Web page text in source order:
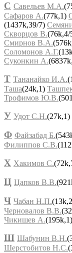
С Савельев М.А.
Сафаров А.(77k,1)
(1437k,39/7)
Скворцов В.(76k,4/
Смирнов В.А.
Соломонов А.Г.
Суконкин А.
Т Тананайко И.А.
Таша(24k,1)
Трофимов Ю.В.
У Удот С.Н.(27k,1)
Ф Файзабад Б.
Филиппов С.В.
Х Хакимов С.
Ц Цапков В.В.
Ч Чабан Н.П.
Черновалов В.В.
Чикишев А.(195k,1)
Ш Шабунин В.Н.
Шерстобитов Н.С.